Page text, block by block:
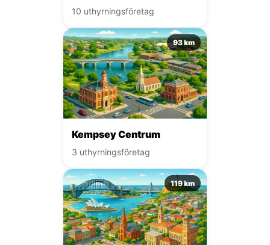
10 uthyrningsföretag
93 km
Kempsey Centrum
3 uthyrningsföretag
119 km